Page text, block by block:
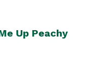
Up Peachy